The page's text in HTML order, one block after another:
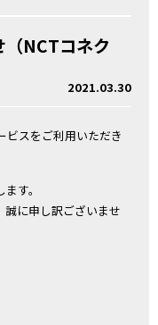
（NCTコネク
2021.03.30
ビスをご利用いただき
す。
誠に申し訳ございませ